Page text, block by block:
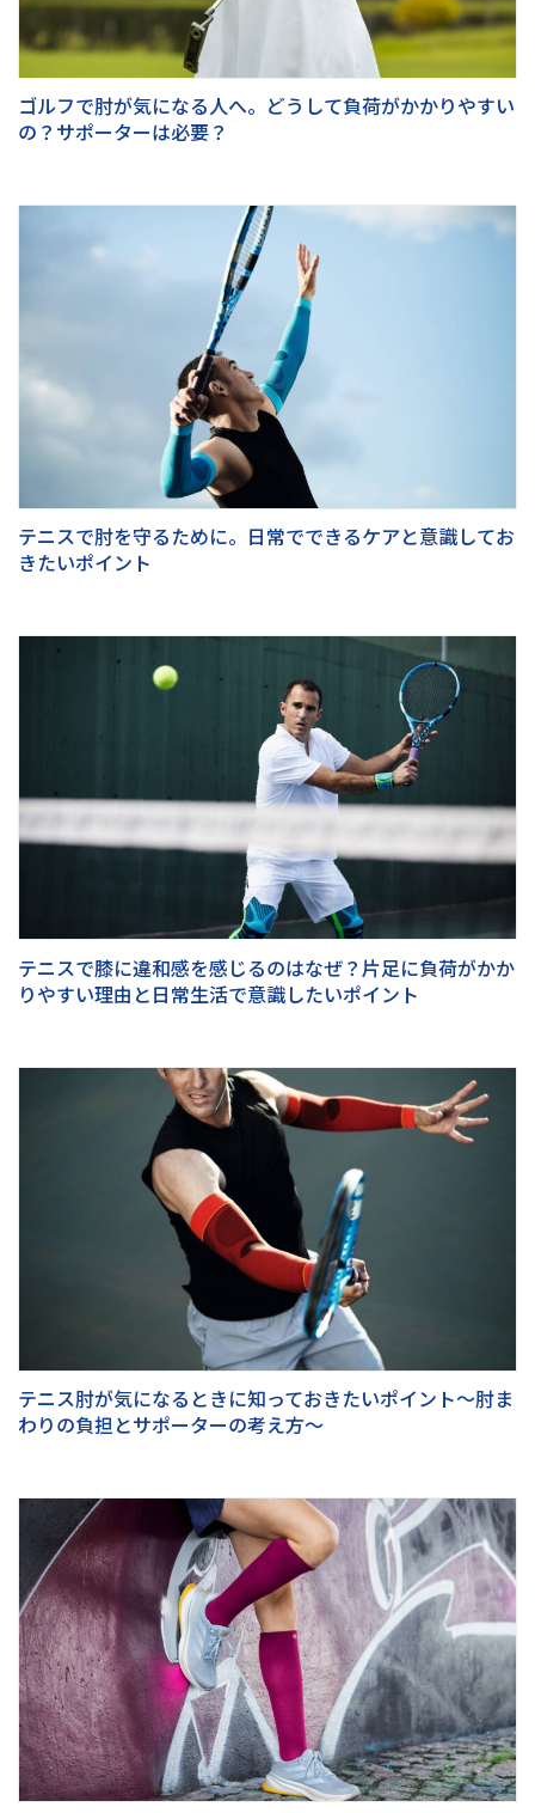
ゴルフで肘が気になる人へ。どうして負荷がかかりやすい
の？サポーターは必要？
テニスで肘を守るために。日常でできるケアと意識してお
きたいポイント
テニスで膝に違和感を感じるのはなぜ？片足に負荷がかか
りやすい理由と日常生活で意識したいポイント
テニス肘が気になるときに知っておきたいポイント～肘ま
わりの負担とサポーターの考え方～